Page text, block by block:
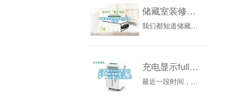
储藏室装修如何进行防潮处理？
我们都知道储藏室一般都比较潮湿,如果人们放东西的话,就会容易发霉发臭,住人的话对人体是不好的,因此,当对储藏室进行装修的时候必须要做好防潮措...
充电显示full是什么意思_除湿机显示“LL”，这是什么意思？？
最近一段时间，总有客户反馈：为什么除湿机显示“LL”？除湿机怎么效率变低？其实，这是因为除湿机运行的环境温度过低了。冷凝式除湿机的运行有一个...